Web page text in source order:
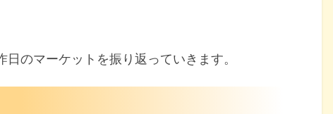
のマーケットを振り返っていきます。